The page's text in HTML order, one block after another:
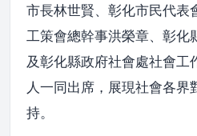
市長林世賢、彰化市民代表
工策會總幹事洪榮章、彰化
及彰化縣政府社會處社會工
人一同出席，展現社會各界
持。